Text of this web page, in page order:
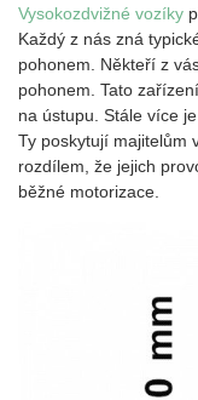
Vysokozdvižné vozíky
Každý z nás zná
pohonem. Někteří z
pohonem. Tato
na ústupu. Stále více
Ty poskytují majitelům
rozdílem, že jejich
běžné motorizace.